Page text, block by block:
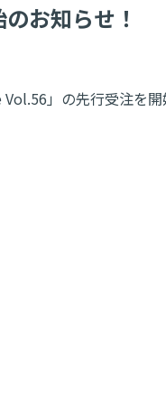
お知らせ！
」の先行受注を開